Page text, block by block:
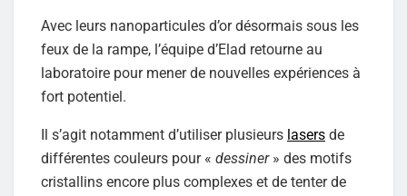
Avec leurs nanoparticules d’or désormais sous les
feux de la rampe, l’équipe d’Elad retourne au
laboratoire pour mener de nouvelles expériences à
fort potentiel.
Il s’agit notamment d’utiliser plusieurs lasers de
différentes couleurs pour « dessiner » des motifs
cristallins encore plus complexes et de tenter de